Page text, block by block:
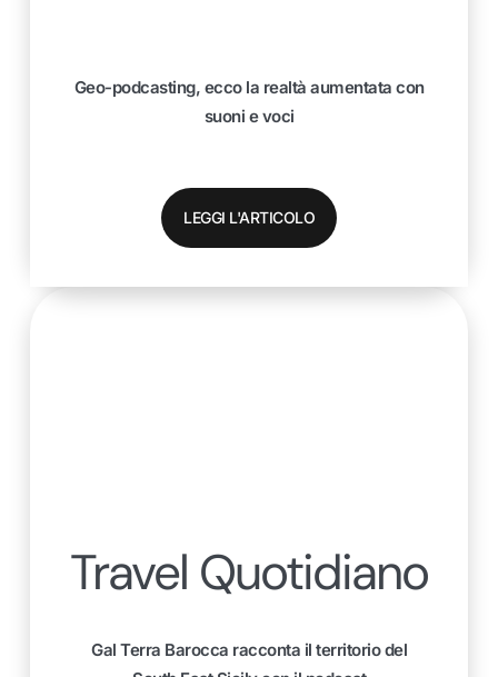
Geo-podcasting, ecco la realtà aumentata con
suoni e voci
LEGGI L'ARTICOLO
Travel Quotidiano
Gal Terra Barocca racconta il territorio del